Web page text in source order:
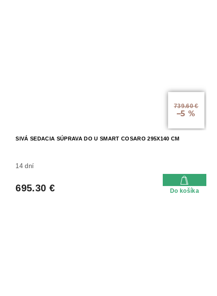
739.60 €
–5 %
SIVÁ SEDACIA SÚPRAVA DO U SMART COSARO 295X140 CM
14 dní
695.30 € Do košíka